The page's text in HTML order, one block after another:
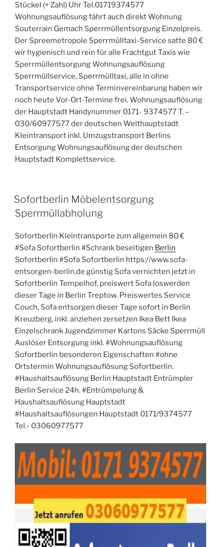
Stückel (+ Zahl) Uhr Tel.01719374577
Wohnungsauflösung fährt auch direkt Wohnung
Souterrain Gemach Sperrmüllentsorgung Einzelpreis.
Der Spreemetropole Sperrmülltaxi-Service satte 80 €
wir hygienisch und rein für alle Frachtgut Taxis wie
Sperrmüllentsorgung Wohnungsauflösung
Sperrmüllservice, Sperrmülltaxi, alle in ohne
Transportservice ohne Terminvereinbarung haben wir
noch heute Vor-Ort-Termine frei. Wohnungsauflösung
der Hauptstadt Handynummer 0171- 9374577 T. –
030/60977577 der deutschen Welthauptstadt
Kleintransport inkl. Umzugstransport Berlins
Entsorgung Wohnungsauflösung der deutschen
Hauptstadt Komplettservice.
VERÖFFENTLICHT
AM
Sofortberlin Möbelentsorgung
Sperrmüllabholung
Sofortberlin Kleintransporte zum allgemein 80 €
#Sofa Sofortberlin #Schrank beseitigen Berlin
Sofortberlin #Sofa Sofortberlin https://www.sofa-
entsorgen-berlin.de günstig Sofa vernichten jetzt in
Sofortberlin Tempelhof, preiswert Sofa loswerden
dieser Tage in Berlin Treptow. Preiswertes Service
Couch, Sofa entsorgen dieser Tage sofort in Berlin
Kreuzberg, inkl. anziehen zersetzen Ikea Bett Ikea
Einzelschrank Jugendzimmer Kartons Säcke Sperrmüll
Auslöser Entsorgung inkl. #Wohnungsauflösung
Sofortberlin besonderen Eigenschaften #ohne
Ortstermin Wohnungsauflösung Sofortberlin.
#Haushaltsauflösung Berlin Hauptstadt Entrümpler
Berlin Service 24h. #Entrümpelung &
Haushaltsauflösung Hauptstadt
#Haushaltsauflösungen Hauptstadt 0171/9374577
Tel.- 03060977577